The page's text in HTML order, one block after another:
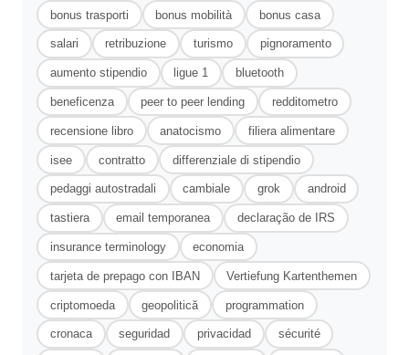
bonus trasporti bonus mobilità bonus casa
salari retribuzione turismo pignoramento
aumento stipendio ligue 1 bluetooth
beneficenza peer to peer lending redditometro
recensione libro anatocismo filiera alimentare
isee contratto differenziale di stipendio
pedaggi autostradali cambiale grok android
tastiera email temporanea declaração de IRS
insurance terminology economia
tarjeta de prepago con IBAN Vertiefung Kartenthemen
criptomoeda geopolitică programmation
cronaca seguridad privacidad sécurité